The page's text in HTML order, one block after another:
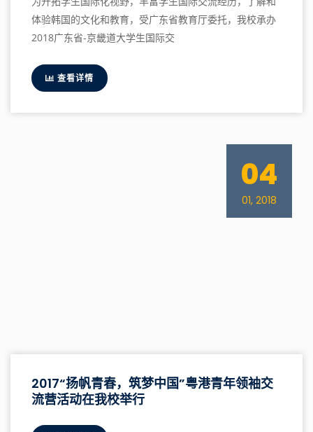
体验韩国的文化和教育，受广东省教育厅委托，我校承办
2018广东省-京畿道大学生国际交
查看详情
04
01, 2018
2017“扬帆青春，筑梦中国”粤港青年领袖交
流营活动在我校举行